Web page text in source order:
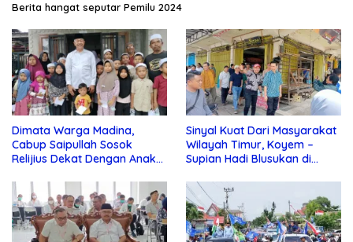
Berita hangat seputar Pemilu 2024
Dimata Warga Madina,
Cabup Saipullah Sosok
Relijius Dekat Dengan Anak
Sinyal Kuat Dari Masyarakat
Wilayah Timur, Koyem –
Supian Hadi Blusukan di